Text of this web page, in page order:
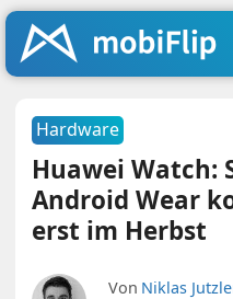
Hardware
Huawei Watch:
Android Wear
erst im Herbst
Von Niklas